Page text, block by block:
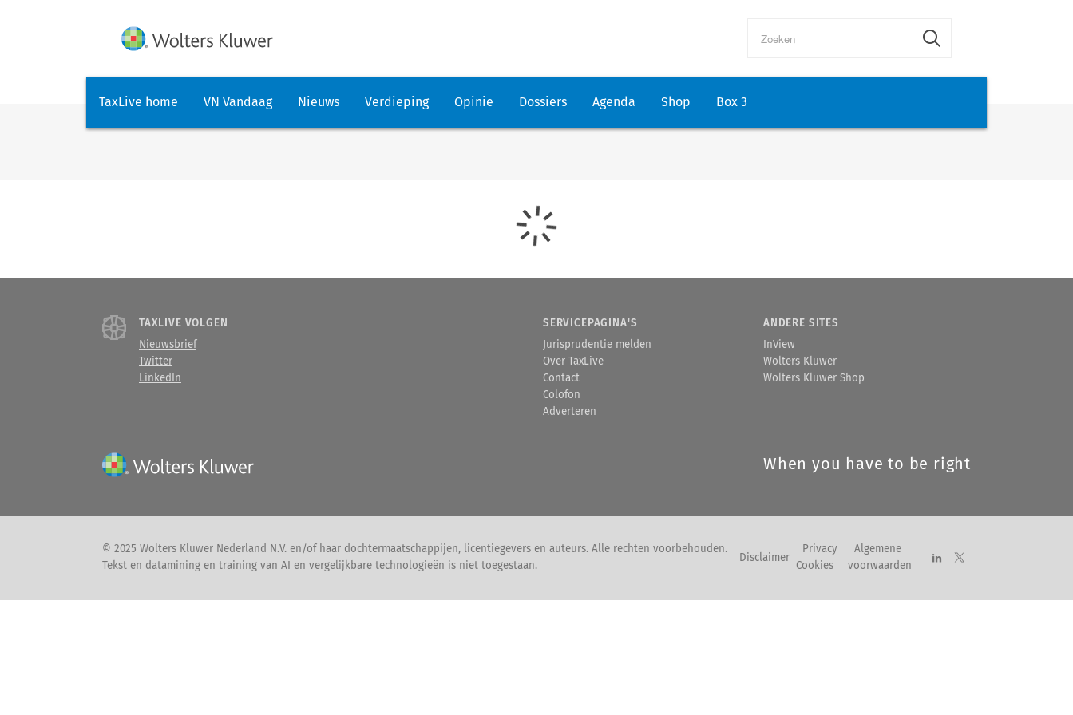
TaxLive home VN Vandaag Nieuws Verdieping Opinie Dossiers Agenda Shop Box 3
TAXLIVE VOLGEN
Nieuwsbrief
Twitter
LinkedIn
SERVICEPAGINA'S
Jurisprudentie melden
Over TaxLive
Contact
Colofon
Adverteren
ANDERE SITES
InView
Wolters Kluwer
Wolters Kluwer Shop
When you have to be right
© 2025 Wolters Kluwer Nederland N.V. en/of haar dochtermaatschappijen, licentiegevers en auteurs. Alle rechten voorbehouden.
Tekst en datamining en training van AI en vergelijkbare technologieën is niet toegestaan.
Disclaimer
Privacy
Cookies
Algemene
voorwaarden